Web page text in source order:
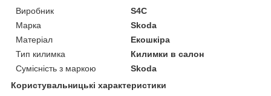
Виробник
S4C
Марка
Skoda
Матеріал
Екошкіра
Тип килимка
Килимки в салон
Сумісність з маркою
Skoda
Користувальницькі характеристики